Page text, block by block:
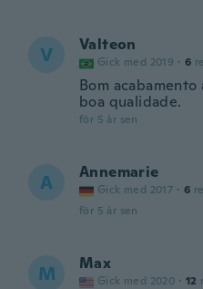
V Valteon
Gick med 2019 · 6
Bom
boa qualidade.
för 5 år sen
A Annemarie
Gick med 2017 · 6
för 5 år sen
M Max
Gick med 2020 · 12